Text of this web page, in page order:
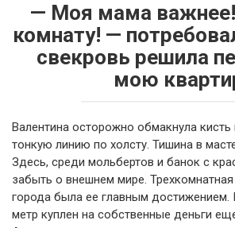
— Моя мама
комнату! —
свекровь решила
мою
Валентина осторожно обмакнула кисть
тонкую линию по холсту. Тишина в
Здесь, среди мольбертов и банок с
забыть о внешнем мире. Трехкомнатная
города была ее главным
метр куплен на собственные деньги